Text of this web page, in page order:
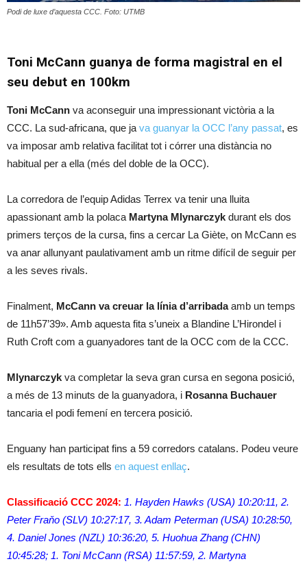
Podi de luxe d’aquesta CCC. Foto: UTMB
Toni McCann guanya de forma magistral en el
seu debut en 100km
Toni McCann va aconseguir una impressionant victòria a la
CCC. La sud-africana, que ja va guanyar la OCC l’any passat, es
va imposar amb relativa facilitat tot i córrer una distància no
habitual per a ella (més del doble de la OCC).
La corredora de l’equip Adidas Terrex va tenir una lluita
apassionant amb la polaca Martyna Mlynarczyk durant els dos
primers terços de la cursa, fins a cercar La Giète, on McCann es
va anar allunyant paulativament amb un ritme difícil de seguir per
a les seves rivals.
Finalment, McCann va creuar la línia d’arribadaamb un temps
de 11h57’39». Amb aquesta fita s’uneix a Blandine L’Hirondel i
Ruth Croft com a guanyadores tant de la OCC com de la CCC.
Mlynarczyk va completar la seva gran cursa en segona posició,
a més de 13 minuts de la guanyadora, i Rosanna Buchauer
tancaria el podi femení en tercera posició.
Enguany han participat fins a 59 corredors catalans. Podeu veure
els resultats de tots ells en aquest enllaç.
Classificació CCC 2024: 1. Hayden Hawks (USA) 10:20:11, 2.
Peter Fraňo (SLV) 10:27:17, 3. Adam Peterman (USA) 10:28:50,
4. Daniel Jones (NZL) 10:36:20, 5. Huohua Zhang (CHN)
10:45:28; 1. Toni McCann (RSA) 11:57:59, 2. Martyna